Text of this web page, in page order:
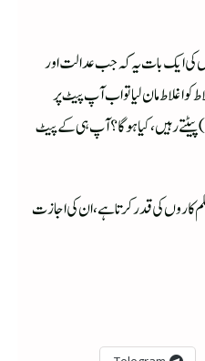
کی ایک بات یہ کہ جب عدالت اور
کو اغلاط مان لیا تو اب آپ پیٹ پر
رہیں، کیا ہوگا؟ آپ ہی کے پیٹ
کاروں کی قدر کرتا ہے، ان کی اجازت